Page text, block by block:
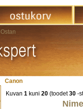
Ostan
Canon
Kuvan 1 kuni 20 (toodet30 -